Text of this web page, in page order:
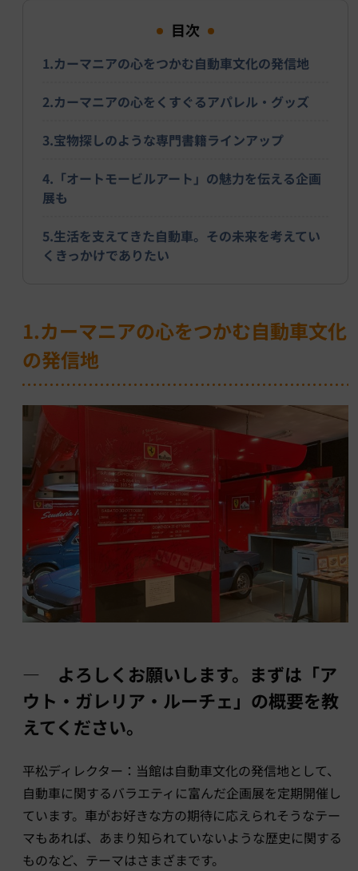
目次
1.カーマニアの心をつかむ自動車文化の発信地
2.カーマニアの心をくすぐるアパレル・グッズ
3.宝物探しのような専門書籍ラインアップ
4.「オートモービルアート」の魅力を伝える企画
展も
5.生活を支えてきた自動車。その未来を考えてい
くきっかけでありたい
1.カーマニアの心をつかむ自動車文化
の発信地
― よろしくお願いします。まずは「ア
ウト・ガレリア・ルーチェ」の概要を教
えてください。
平松ディレクター：当館は自動車文化の発信地として、
自動車に関するバラエティに富んだ企画展を定期開催し
ています。車がお好きな方の期待に応えられそうなテー
マもあれば、あまり知られていないような歴史に関する
ものなど、テーマはさまざまです。